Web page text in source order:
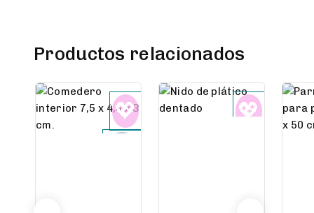
Productos relacionados